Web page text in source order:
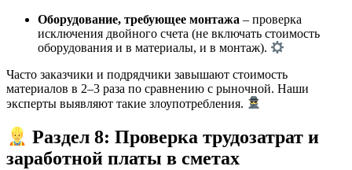
Оборудование, требующее монтажа – проверка
исключения двойного счета (не включать стоимость
оборудования и в материалы, и в монтаж).
Часто заказчики и подрядчики завышают стоимость
материалов в 2–3 раза по сравнению с рыночной. Наши
эксперты выявляют такие злоупотребления.
Раздел 8: Проверка трудозатрат и
заработной платы в сметах